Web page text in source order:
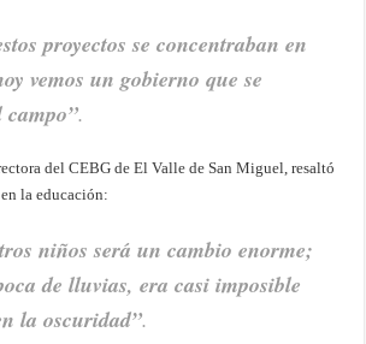
proyectos se concentraban en
vemos un gobierno que se
campo”.
del CEBG de El Valle de San Miguel, resaltó
la educación:
niños será un cambio enorme;
de lluvias, era casi imposible
la oscuridad”.